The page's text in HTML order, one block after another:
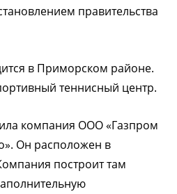
правительства
в Приморском районе.
теннисный центр.
компания ООО «Газпром
Он расположен в
построит там